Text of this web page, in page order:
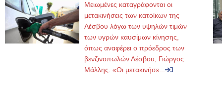
Μειωμένες καταγράφονται οι
μετακινήσεις των κατοίκων της
Λέσβου λόγω των υψηλών τιμών
των υγρών καυσίμων κίνησης,
όπως αναφέρει ο πρόεδρος των
βενζινοπωλών Λέσβου, Γιώργος
Μάλλης. «Οι μετακινήσε...